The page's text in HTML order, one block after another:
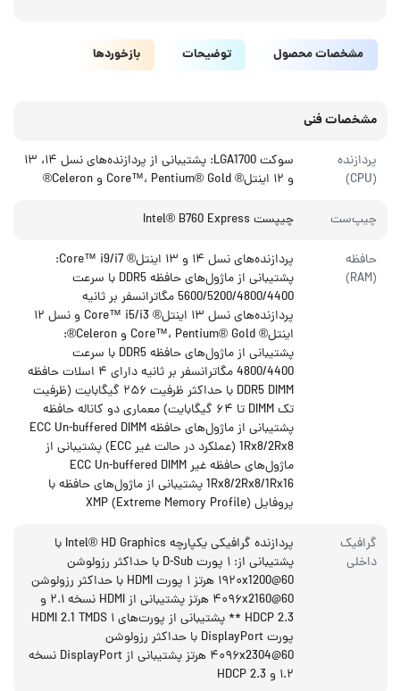
مشخصات محصول توضیحات بازخوردها
مشخصات فنی
پردازنده
(CPU)
سوکت LGA1700: پشتیبانی از پردازنده‌های نسل ۱۴، ۱۳
و ۱۲ اینتل® Core™، Pentium® Gold و Celeron®
چیپ‌ست چیپست Intel® B760 Express
حافظه
(RAM)
پردازنده‌های نسل ۱۴ و ۱۳ اینتل® Core™ i9/i7:
پشتیبانی از ماژول‌های حافظه DDR5 با سرعت
5600/5200/4800/4400 مگاترانسفر بر ثانیه
پردازنده‌های نسل ۱۳ اینتل® Core™ i5/i3 و نسل ۱۲
اینتل® Core™، Pentium® Gold و Celeron®:
پشتیبانی از ماژول‌های حافظه DDR5 با سرعت
4800/4400 مگاترانسفر بر ثانیه دارای ۴ اسلات حافظه
DDR5 DIMM با حداکثر ظرفیت ۲۵۶ گیگابایت (ظرفیت
تک DIMM تا ۶۴ گیگابایت) معماری دو کاناله حافظه
پشتیبانی از ماژول‌های حافظه ECC Un-buffered DIMM
1Rx8/2Rx8 (عملکرد در حالت غیر ECC) پشتیبانی از
ماژول‌های حافظه غیر ECC Un-buffered DIMM
1Rx8/2Rx8/1Rx16 پشتیبانی از ماژول‌های حافظه با
پروفایل XMP (Extreme Memory Profile)
گرافیک
داخلی
پردازنده گرافیکی یکپارچه Intel® HD Graphics با
پشتیبانی از: ۱ پورت D-Sub با حداکثر رزولوشن
۱۹۲۰x1200@60 هرتز ۱ پورت HDMI با حداکثر رزولوشن
۴۰۹۶x2160@60 هرتز پشتیبانی از HDMI نسخه ۲.۱ و
HDCP 2.3 ** پشتیبانی از پورت‌های HDMI 2.1 TMDS ۱
پورت DisplayPort با حداکثر رزولوشن
۴۰۹۶x2304@60 هرتز پشتیبانی از DisplayPort نسخه
۱.۲ و HDCP 2.3